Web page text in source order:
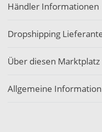
Händler Informationen
Dropshipping
Über diesen Marktplatz
Allgemeine Information